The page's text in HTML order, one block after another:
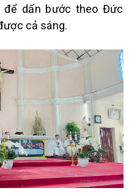
để dấn bước theo Đức
cả sáng.